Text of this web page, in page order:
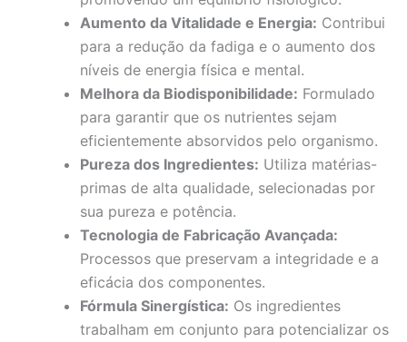
Aumento da Vitalidade e Energia: Contribui
para a redução da fadiga e o aumento dos
níveis de energia física e mental.
Melhora da Biodisponibilidade: Formulado
para garantir que os nutrientes sejam
eficientemente absorvidos pelo organismo.
Pureza dos Ingredientes: Utiliza matérias-
primas de alta qualidade, selecionadas por
sua pureza e potência.
Tecnologia de Fabricação Avançada:
Processos que preservam a integridade e a
eficácia dos componentes.
Fórmula Sinergística: Os ingredientes
trabalham em conjunto para potencializar os